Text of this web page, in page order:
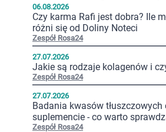
06.08.2026
Czy karma Rafi jest dobra? Ile
różni się od Doliny Noteci
Zespół Rosa24
27.07.2026
Jakie są rodzaje kolagenów i
Zespół Rosa24
27.07.2026
Badania kwasów tłuszczowych
suplemencie - co warto
Zespół Rosa24